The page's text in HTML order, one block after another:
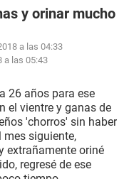
y orinar mucho
a las 04:33
a las 05:43
26 años para ese
el vientre y ganas de
'chorros' sin haber
siguiente,
extrañamente oriné
regresé de ese